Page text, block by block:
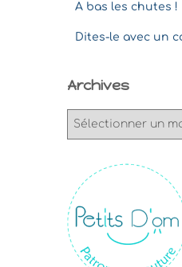
A bas les chutes !
Dites-le avec un
Archives
v
e
s